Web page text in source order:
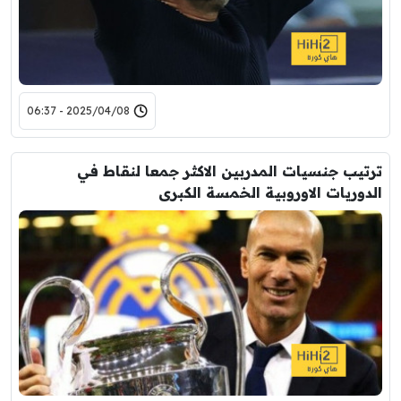
2025/04/08 - 06:37
ترتيب جنسيات المدربين الاكثر جمعا لنقاط في
الدوريات الاوروبية الخمسة الكبرى